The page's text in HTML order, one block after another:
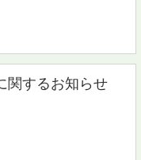
関するお知らせ